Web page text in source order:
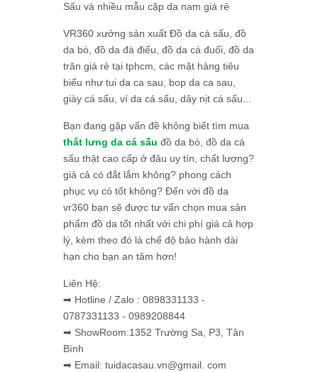
Sấu và nhiều mẫu cặp da nam giá rẻ
VR360 xưởng sản xuất Đồ da cá sấu, đồ
da bò, đồ da đà điểu, đồ da cá đuối, đồ da
trăn giá rẻ tại tphcm, các mặt hàng tiêu
biểu như tui da ca sau, bop da ca sau,
giày cá sấu, ví da cá sấu, dây nịt cá sấu...
Bạn đang gặp vấn đề không biết tìm mua
thắt lưng da cá sấu đồ da bò, đồ da cá
sấu thật cao cấp ở đâu uy tín, chất lượng?
giá cả có đắt lắm không? phong cách
phục vụ có tốt không? Đến với đồ da
vr360 bạn sẽ được tư vấn chọn mua sản
phẩm đồ da tốt nhất với chi phí giá cả hợp
lý, kèm theo đó là chế độ bảo hành dài
hạn cho bạn an tâm hơn!
Liên Hệ:
➡ Hotline / Zalo : 0898331133 -
0787331133 - 0989208844
➡ ShowRoom:1352 Trường Sa, P3, Tân
Bình
➡ Email: tuidacasau.vn@gmail. com